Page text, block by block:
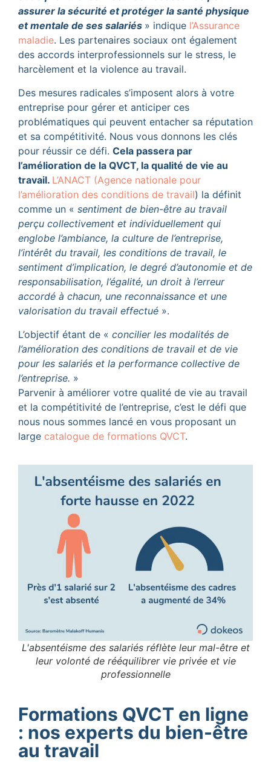
assurer la sécurité et protéger la santé physique
et mentale de ses salariés » indique l’Assurance
maladie. Les partenaires sociaux ont également
des accords interprofessionnels sur le stress, le
harcèlement et la violence au travail.
Des mesures radicales s’imposent alors à votre
entreprise pour gérer et anticiper ces
problématiques qui peuvent entacher sa réputation
et sa compétitivité. Nous vous donnons les clés
pour réussir ce défi. Cela passera par
l’amélioration de la QVCT, la qualité de vie au
travail. L’ANACT (Agence nationale pour
l’amélioration des conditions de travail) la définit
comme un « sentiment de bien-être au travail
perçu collectivement et individuellement qui
englobe l’ambiance, la culture de l’entreprise,
l’intérêt du travail, les conditions de travail, le
sentiment d’implication, le degré d’autonomie et de
responsabilisation, l’égalité, un droit à l’erreur
accordé à chacun, une reconnaissance et une
valorisation du travail effectué ».
L’objectif étant de « concilier les modalités de
l’amélioration des conditions de travail et de vie
pour les salariés et la performance collective de
l’entreprise. »
Parvenir à améliorer votre qualité de vie au travail
et la compétitivité de l’entreprise, c’est le défi que
nous nous sommes lancé en vous proposant un
large catalogue de formations QVCT.
L'absentéisme des salariés réflète leur mal-être et
leur volonté de rééquilibrer vie privée et vie
professionnelle
Formations QVCT en ligne
: nos experts du bien-être
au travail